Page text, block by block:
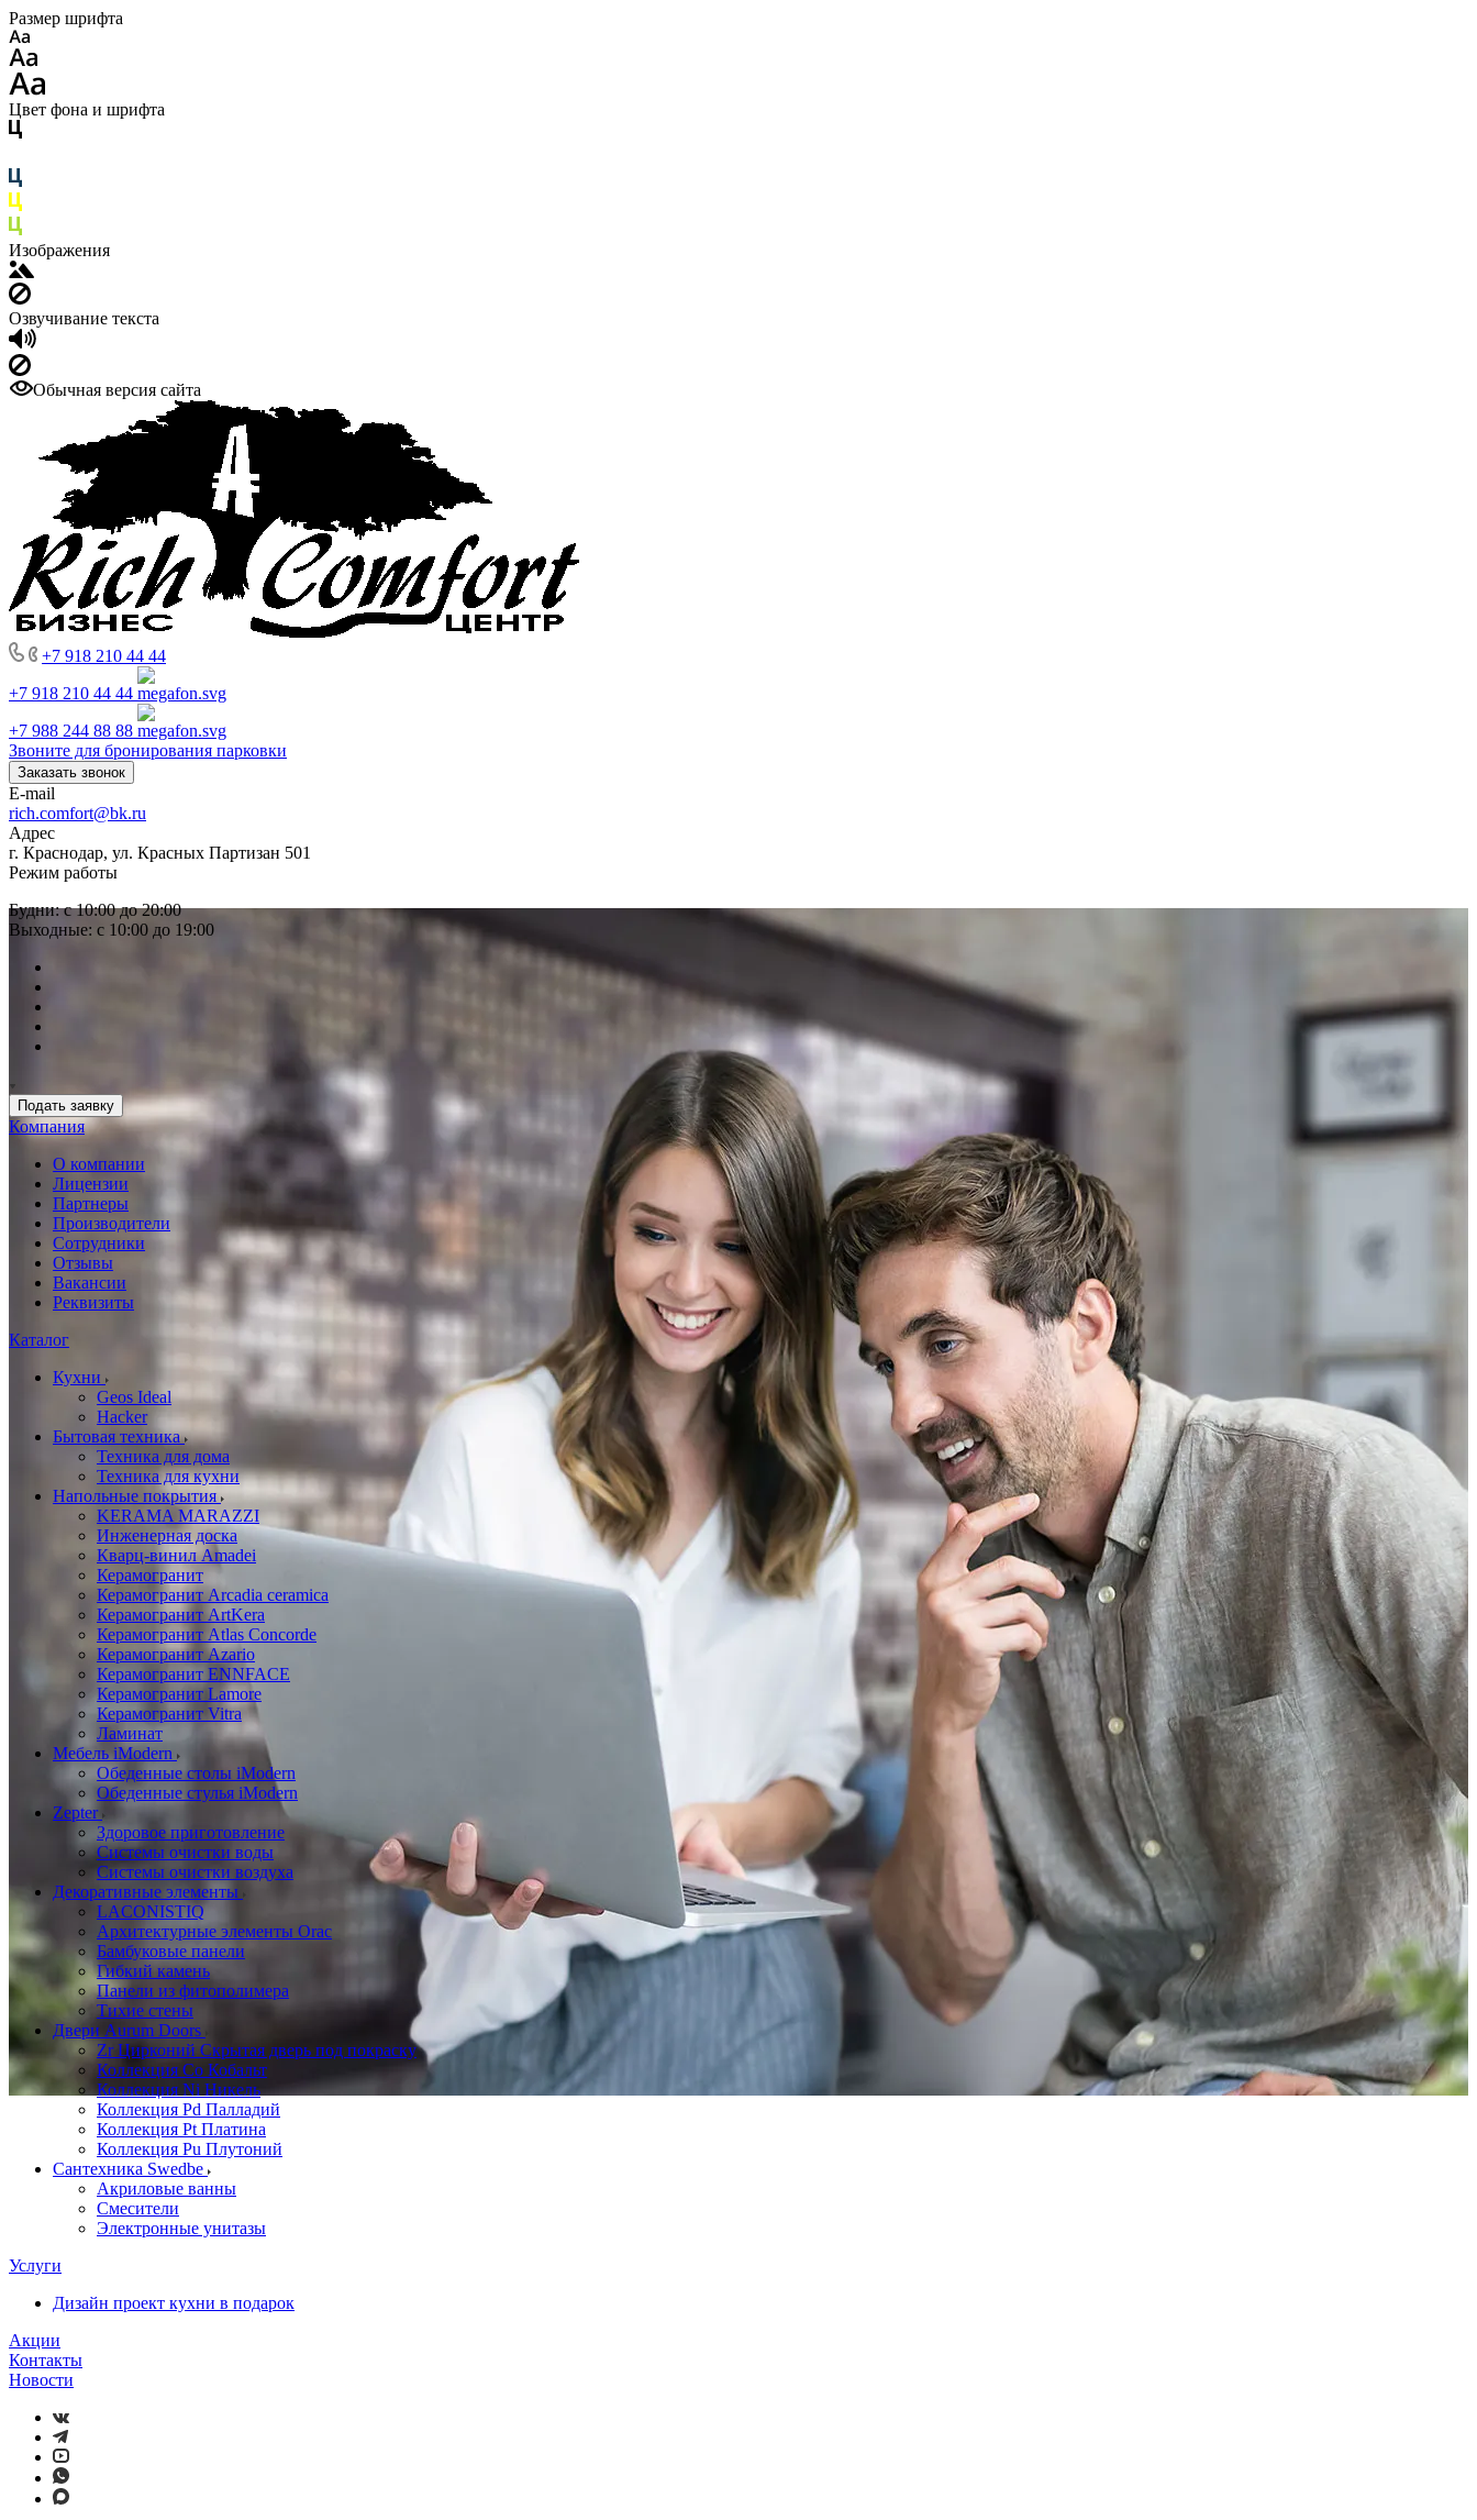
Размер шрифта
Цвет фона и шрифта
Изображения
Озвучивание текста
Обычная версия сайта
+7 918 210 44 44
+7 918 210 44 44
+7 988 244 88 88
Звоните для бронирования парковки
Заказать звонок
E-mail
rich.comfort@bk.ru
Адрес
г. Краснодар, ул. Красных Партизан 501
Режим работы
Будни: с 10:00 до 20:00
Выходные: с 10:00 до 19:00
Подать заявку
Компания
О компании
Лицензии
Партнеры
Производители
Сотрудники
Отзывы
Вакансии
Реквизиты
Каталог
Кухни
Geos Ideal
Hacker
Бытовая техника
Техника для дома
Техника для кухни
Напольные покрытия
KERAMA MARAZZI
Инженерная доска
Кварц-винил Amadei
Керамогранит
Керамогранит Arcadia ceramica
Керамогранит ArtKera
Керамогранит Atlas Concorde
Керамогранит Azario
Керамогранит ENNFACE
Керамогранит Lamore
Керамогранит Vitra
Ламинат
Мебель iModern
Обеденные столы iModern
Обеденные стулья iModern
Zepter
Здоровое приготовление
Системы очистки воды
Системы очистки воздуха
Декоративные элементы
LACONISTIQ
Архитектурные элементы Orac
Бамбуковые панели
Гибкий камень
Панели из фитополимера
Тихие стены
Двери Aurum Doors
Zr Цирконий Скрытая дверь под покраску
Коллекция Co Кобальт
Коллекция Ni Никель
Коллекция Pd Палладий
Коллекция Pt Платина
Коллекция Pu Плутоний
Сантехника Swedbe
Акриловые ванны
Смесители
Электронные унитазы
Услуги
Дизайн проект кухни в подарок
Акции
Контакты
Новости